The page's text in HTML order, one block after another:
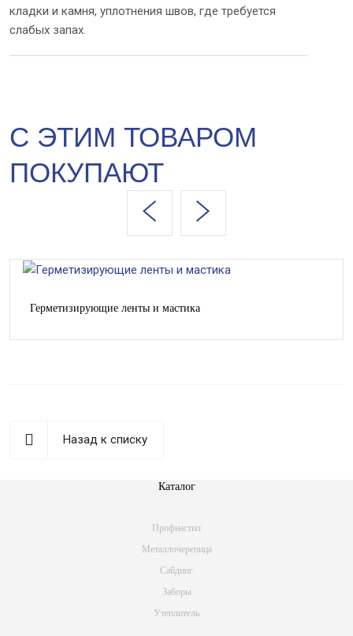
кладки и камня, уплотнения швов, где требуется
слабых запах.
С ЭТИМ ТОВАРОМ
ПОКУПАЮТ
Герметизирующие ленты и мастика
Назад к списку
Каталог
Профнастил
Металлочерепица
Сайдинг
Заборы
Утеплитель